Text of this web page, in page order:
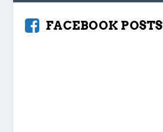
FACEBOOK POSTS